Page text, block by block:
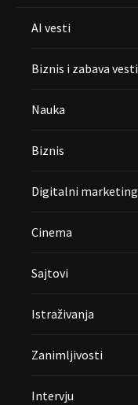
AI vesti
Biznis i zabava vesti
Nauka
Biznis
Digitalni marketing
Cinema
Sajtovi
Istraživanja
Zanimljivosti
Intervju